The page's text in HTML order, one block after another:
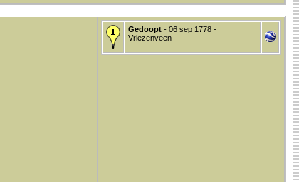
Gedoopt - 06 sep 1778 -
Vriezenveen